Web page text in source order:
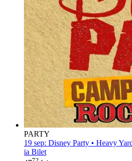
PARTY
19 sep: Disney Party • Heavy
ia Bilet